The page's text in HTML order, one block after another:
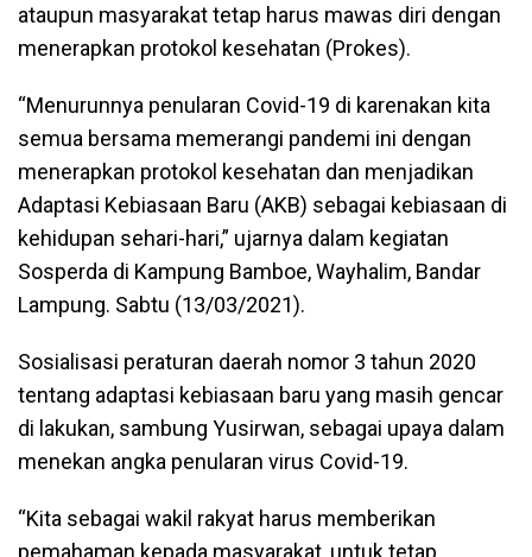
ataupun masyarakat tetap harus mawas diri dengan
menerapkan protokol kesehatan (Prokes).
“Menurunnya penularan Covid-19 di karenakan kita
semua bersama memerangi pandemi ini dengan
menerapkan protokol kesehatan dan menjadikan
Adaptasi Kebiasaan Baru (AKB) sebagai kebiasaan di
kehidupan sehari-hari,” ujarnya dalam kegiatan
Sosperda di Kampung Bamboe, Wayhalim, Bandar
Lampung. Sabtu (13/03/2021).
Sosialisasi peraturan daerah nomor 3 tahun 2020
tentang adaptasi kebiasaan baru yang masih gencar
di lakukan, sambung Yusirwan, sebagai upaya dalam
menekan angka penularan virus Covid-19.
“Kita sebagai wakil rakyat harus memberikan
pemahaman kepada masyarakat, untuk tetap